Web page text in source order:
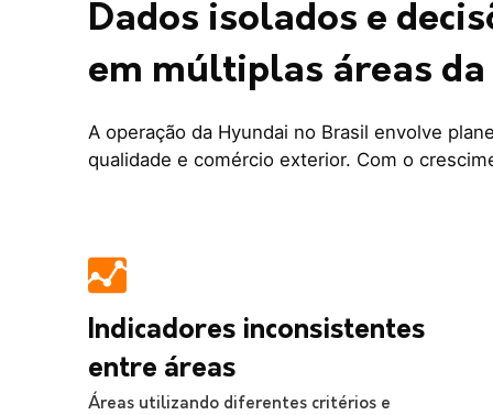
Dados isolados e
em múltiplas áreas da
A operação da Hyundai no Brasil envolve
qualidade e comércio exterior. Com o
Indicadores inconsistentes
entre áreas
Áreas utilizando diferentes critérios e